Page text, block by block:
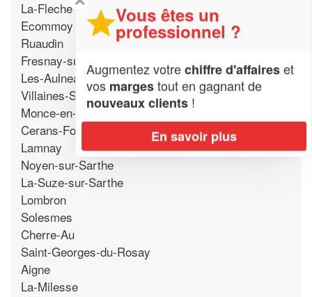
La-Fleche
Ecommoy
Ruaudin
Fresnay-sur-Sarthe
Les-Aulneaux
Villaines-Sous-Malicorne
Monce-en-Belin
Cerans-Foulletourte
Lamnay
Noyen-sur-Sarthe
La-Suze-sur-Sarthe
Lombron
Solesmes
Cherre-Au
Saint-Georges-du-Rosay
Aigne
La-Milesse
Vous êtes un
professionnel ?
Augmentez votrechiffre d'affaireset
vos margestout en gagnant de
nouveaux clients !
En savoir plus